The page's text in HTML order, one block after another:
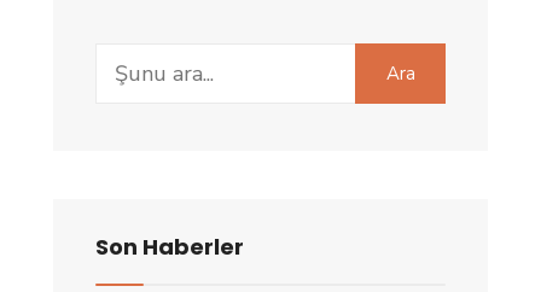
Search
for:
Ara
Son Haberler